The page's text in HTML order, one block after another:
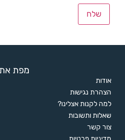
מפת
אודות
הצהרת נגישות
למה לקנות אצלינו?
שאלות ותשובות
צור קשר